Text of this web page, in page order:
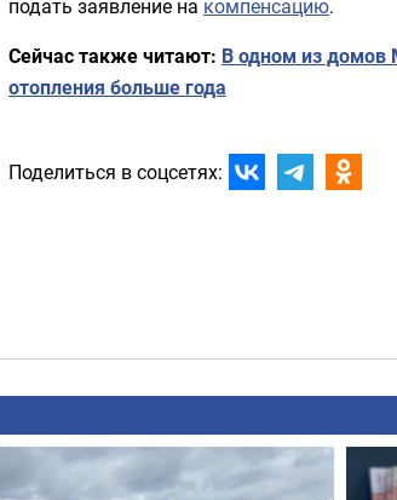
подать заявление на компенсацию.
Сейчас также читают: В одном из домов
отопления больше года
Поделиться в соцсетях: